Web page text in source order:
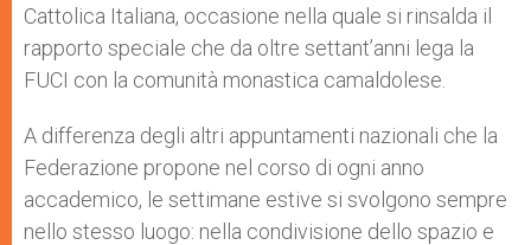
Cattolica Italiana, occasione nella quale si rinsalda il
rapporto speciale che da oltre settant’anni lega la
FUCI con la comunità monastica camaldolese.
A differenza degli altri appuntamenti nazionali che la
Federazione propone nel corso di ogni anno
accademico, le settimane estive si svolgono sempre
nello stesso luogo: nella condivisione dello spazio e